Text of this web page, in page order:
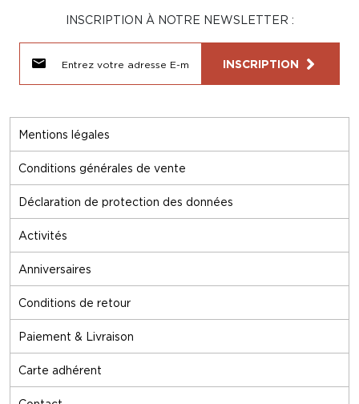
Mentions légales
Conditions générales de vente
Déclaration de protection des données
Activités
Anniversaires
Conditions de retour
Paiement & Livraison
Carte adhérent
INSCRIPTION À NOTRE NEWSLETTER :
INSCRIPTION